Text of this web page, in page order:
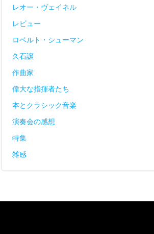
レオー・ヴェイネル
レビュー
ロベルト・シューマン
久石譲
作曲家
偉大な指揮者たち
本とクラシック音楽
演奏会の感想
特集
雑感